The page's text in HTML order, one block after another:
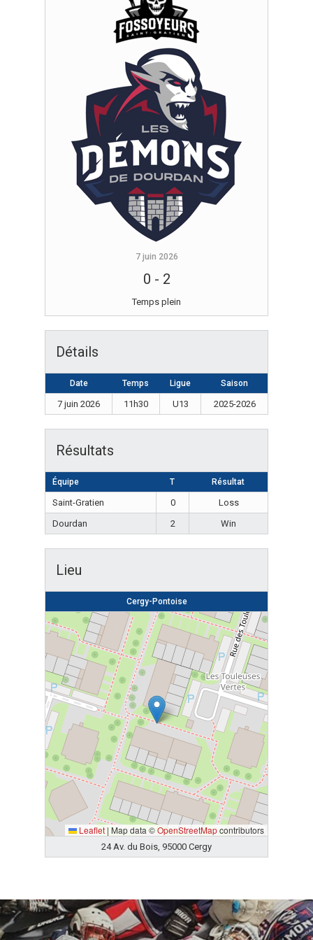
7 juin 2026
0 - 2
Temps plein
Détails
Date Temps Ligue Saison
7 juin 2026 11h30 U13 2025-2026
Résultats
Équipe T Résultat
Saint-Gratien 0
Loss
Dourdan
2 Win
Lieu
Cergy-Pontoise
Leaflet | Map data ©OpenStreetMapcontributors
24 Av. du Bois, 95000 Cergy